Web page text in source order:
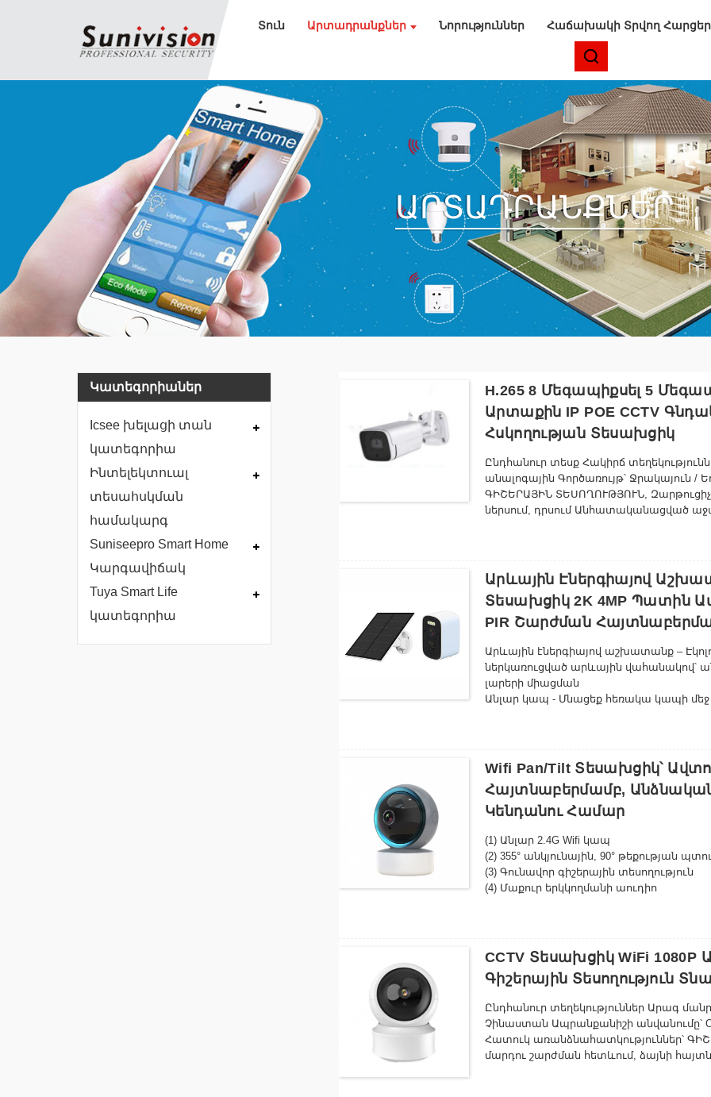
Տուն Արտադրանքներ Նորություններ Հաճախակի Տրվող Հարցեր
ԱՐՏԱԴՐԱՆՔՆԵՐ
Կատեգորիաներ
Icsee խելացի տան
կատեգորիա
Ինտելեկտուալ
տեսահսկման
համակարգ
Suniseepro Smart Home
Կարգավիճակ
Tuya Smart Life
կատեգորիա
H.265 8 Մեգապիքսել 5
Արտաքին IP POE CCTV
Հսկողության Տեսախցիկ
Ընդհանուր տեսք Հակիրճ
անալոգային Գործառույթ՝ Ջրակայուն /
ԳԻՇԵՐԱՅԻՆ ՏԵՍՈՂՈՒԹՅՈՒՆ,
ներսում, դրսում Անհատականացված
Արտադրման վայր՝ Չինաստան
ԳԻՇԵՐԱՅԻՆ ՏԵՍՈՂՈՒԹՅՈՒՆ, Շարժման
Արևային Էներգիայով
Տեսախցիկ 2K 4MP Պատին
PIR Շարժման
Արևային էներգիայով աշխատանք –
ներկառուցված արևային վահանակով՝
լարերի միացման
Անլար կապ - Մնացեք հեռակա կապի մեջ
Եղանակային պայմաններին դիմացկուն
Գիշերային տեսողություն – Առաջադեմ
նույնիսկ թույլ լուսավորության
Խելացի շարժման հայտնաբերում –
հայտնաբերելու դեպքում՝ խնայելով
արագ տեղադրման համար
Հեռակա մոնիթորինգ - Մուտք գործեք
ցանկացած վայրից՝ օգտագործելով ձեր
Ամպային պահեստի համատեղելիություն
Էներգաարդյունավետ – Օգտագործեք
Wifi Pan/tilt Տեսախցիկ՝
Հայտնաբերմամբ,
Կենդանու Համար
(1) Անլար 2.4G Wifi կապ
(2) 355° անկյունային, 90° թեքության
(3) Գունավոր գիշերային տեսողություն
(4) Մաքուր երկկողմանի աուդիո
(6) Աջակցում է ամպային պահեստին/
(8) Հեշտ տեղադրում
(9) TuyaApp
(10) Բարձր լուծաչափ՝ 3MP/4MP/5MP/6MP/
CCTV Տեսախցիկ WiFi 1080P
Գիշերային Տեսողություն
Ընդհանուր տեղեկություններ Արագ
Չինաստան Ապրանքանիշի անվանումը՝
Հատուկ առանձնահատկություններ՝
մարդու շարժման հետևում, ձայնի
ներկառուցված սիրենա, երկկողմանի